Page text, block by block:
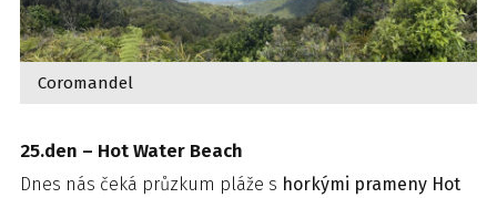
Coromandel
25.den – Hot Water Beach
Dnes nás čeká průzkum pláže s horkými prameny Hot